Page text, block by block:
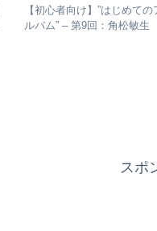
【初心者向け】”はじめての
ルバム” – 第9回：角松敏
スポ